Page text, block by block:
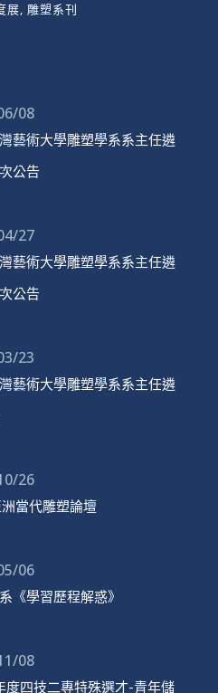
展 雕塑系刊
08
藝術大學雕塑學系系主任遴
公告
27
藝術大學雕塑學系系主任遴
公告
23
藝術大學雕塑學系系主任遴
26
洲當代雕塑論壇
06
《學習歷程解惑》
08
度四技二專特殊選才-青年儲